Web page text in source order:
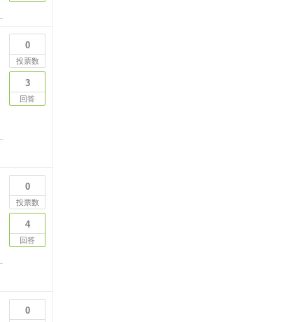
0
投票数
3
回答
0
投票数
4
回答
0